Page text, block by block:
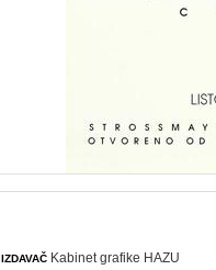
IZDAVAČ Kabinet grafike HAZU